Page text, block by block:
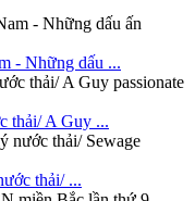
- Những dấu ...
thải/ A Guy ...
thải/ ...